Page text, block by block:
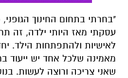
"בחרתי בתחום החינוך הגופני,
עסקתי מאז היותי ילדה, זה
לאישיות ולהתפתחות הילד.
מאמינה שלכל אחד יש ייעוד
שאני צריכה ורוצה לעשות.